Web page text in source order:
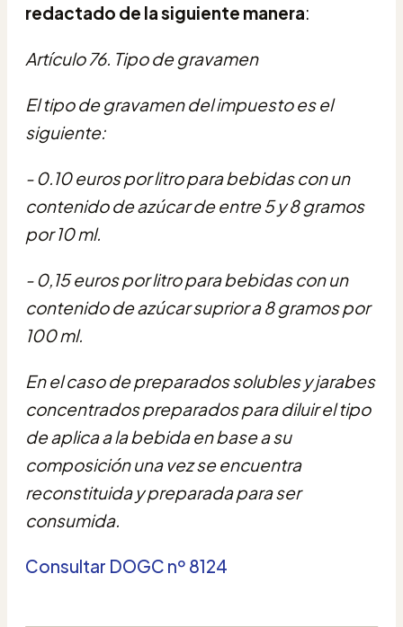
redactado de la siguiente manera:
Artículo 76. Tipo de gravamen
El tipo de gravamen del impuesto es el
siguiente:
- 0.10 euros por litro para bebidas con un
contenido de azúcar de entre 5 y 8 gramos
por 10 ml.
- 0,15 euros por litro para bebidas con un
contenido de azúcar suprior a 8 gramos por
100 ml.
En el caso de preparados solubles y jarabes
concentrados preparados para diluir el tipo
de aplica a la bebida en base a su
composición una vez se encuentra
reconstituida y preparada para ser
consumida.
Consultar DOGC nº 8124